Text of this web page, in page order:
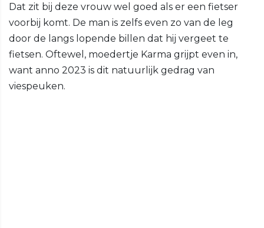
Dat zit bij deze vrouw wel goed als er een fietser
voorbij komt. De man is zelfs even zo van de leg
door de langs lopende billen dat hij vergeet te
fietsen. Oftewel, moedertje Karma grijpt even in,
want anno 2023 is dit natuurlijk gedrag van
viespeuken.